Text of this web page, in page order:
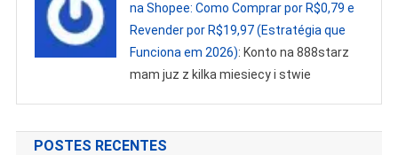
na Shopee: Como Comprar por R$0,79 e
Revender por R$19,97 (Estratégia que
Funciona em 2026): Konto na 888starz
mam juz z kilka miesiecy i stwie
POSTES RECENTES